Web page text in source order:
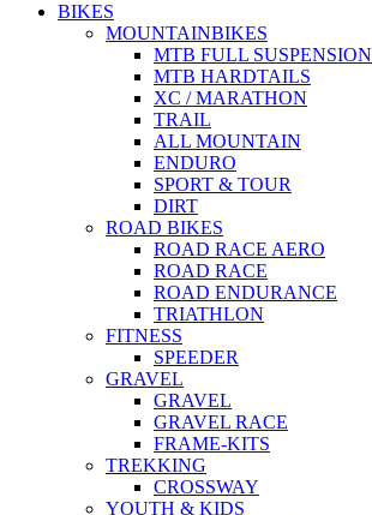
BIKES
MOUNTAINBIKES
MTB FULL SUSPENSION
MTB HARDTAILS
XC / MARATHON
TRAIL
ALL MOUNTAIN
ENDURO
SPORT & TOUR
DIRT
ROAD BIKES
ROAD RACE AERO
ROAD RACE
ROAD ENDURANCE
TRIATHLON
FITNESS
SPEEDER
GRAVEL
GRAVEL
GRAVEL RACE
FRAME-KITS
TREKKING
CROSSWAY
YOUTH & KIDS